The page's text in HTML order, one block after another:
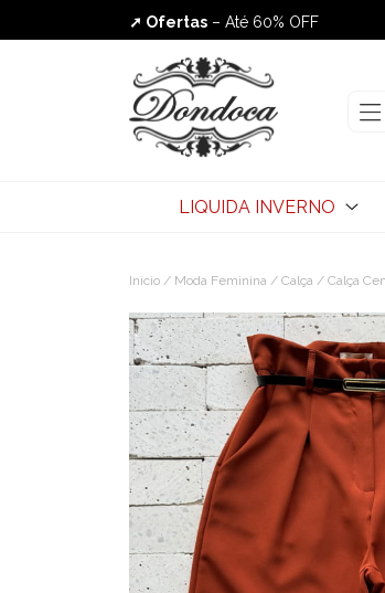
➚ Ofertas – Até 60% OFF
Envio Rápido
LIQUIDA INVERNO
Início / Moda Feminina / Calça / Calça